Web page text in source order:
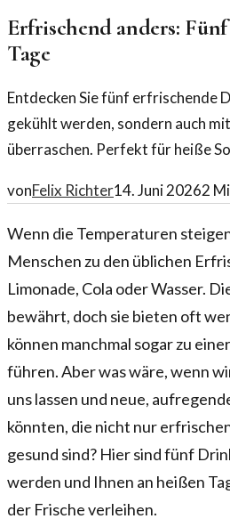
Erfrischend anders:
Tage
Entdecken Sie fünf erfrischende
gekühlt werden, sondern auch
überraschen. Perfekt für heiße
vonFelix Richter14. Juni 20262
Wenn die Temperaturen
Menschen zu den üblichen
Limonade, Cola oder Wasser.
bewährt, doch sie bieten oft
können manchmal sogar zu
führen. Aber was wäre, wenn
uns lassen und neue,
könnten, die nicht nur
gesund sind? Hier sind fünf
werden und Ihnen an heißen
der Frische verleihen.